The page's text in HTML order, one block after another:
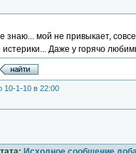
знаю... мой не привыкает,
истерики... Даже у горячо
10-1-10 в 22:00